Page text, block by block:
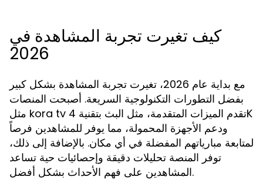
كيف تغيرت تجربة المشاهدة في
2026
مع بداية عام 2026، تغيرت تجربة المشاهدة بشكل كبير
بفضل التطورات التكنولوجية السريعة. أصبحت المنصات
مثل kora tv تقدم الميزات المتقدمة، مثل البث بتقنية 4K
ودعم الأجهزة المحمولة، مما يوفر للمشاهدين فرصاً
لمتابعة مبارياتهم المفضلة في أي مكان. بالإضافة إلى ذلك،
توفر المنصة تحليلات دقيقة وإحصائيات حية تساعد
المشاهدين على فهم الأحداث بشكل أفضل.